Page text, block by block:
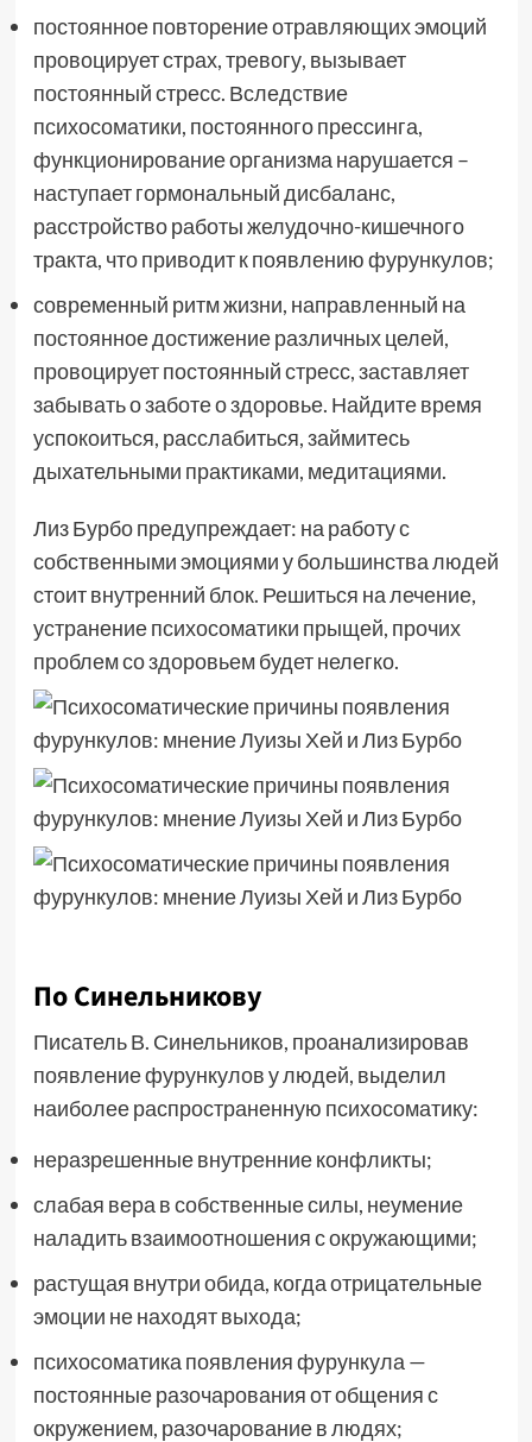
постоянное повторение отравляющих эмоций
провоцирует страх, тревогу, вызывает
постоянный стресс. Вследствие
психосоматики, постоянного прессинга,
функционирование организма нарушается –
наступает гормональный дисбаланс,
расстройство работы желудочно-кишечного
тракта, что приводит к появлению фурункулов;
современный ритм жизни, направленный на
постоянное достижение различных целей,
провоцирует постоянный стресс, заставляет
забывать о заботе о здоровье. Найдите время
успокоиться, расслабиться, займитесь
дыхательными практиками, медитациями.
Лиз Бурбо предупреждает: на работу с
собственными эмоциями у большинства людей
стоит внутренний блок. Решиться на лечение,
устранение психосоматики прыщей, прочих
проблем со здоровьем будет нелегко.
По Синельникову
Писатель В. Синельников, проанализировав
появление фурункулов у людей, выделил
наиболее распространенную психосоматику:
неразрешенные внутренние конфликты;
слабая вера в собственные силы, неумение
наладить взаимоотношения с окружающими;
растущая внутри обида, когда отрицательные
эмоции не находят выхода;
психосоматика появления фурункула —
постоянные разочарования от общения с
окружением, разочарование в людях;